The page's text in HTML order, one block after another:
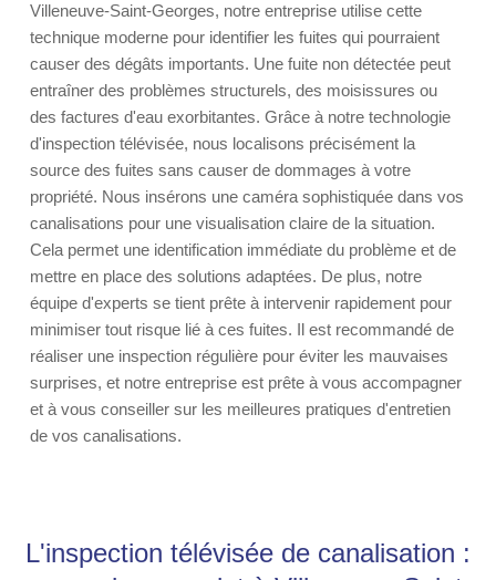
Villeneuve-Saint-Georges, notre entreprise utilise cette
technique moderne pour identifier les fuites qui pourraient
causer des dégâts importants. Une fuite non détectée peut
entraîner des problèmes structurels, des moisissures ou
des factures d'eau exorbitantes. Grâce à notre technologie
d'inspection télévisée, nous localisons précisément la
source des fuites sans causer de dommages à votre
propriété. Nous insérons une caméra sophistiquée dans vos
canalisations pour une visualisation claire de la situation.
Cela permet une identification immédiate du problème et de
mettre en place des solutions adaptées. De plus, notre
équipe d'experts se tient prête à intervenir rapidement pour
minimiser tout risque lié à ces fuites. Il est recommandé de
réaliser une inspection régulière pour éviter les mauvaises
surprises, et notre entreprise est prête à vous accompagner
et à vous conseiller sur les meilleures pratiques d'entretien
de vos canalisations.
L'inspection télévisée de canalisation :